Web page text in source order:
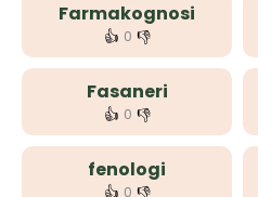
Farmakognosi
👍 0 👎
Fasaneri
👍 0 👎
fenologi
👍 0 👎